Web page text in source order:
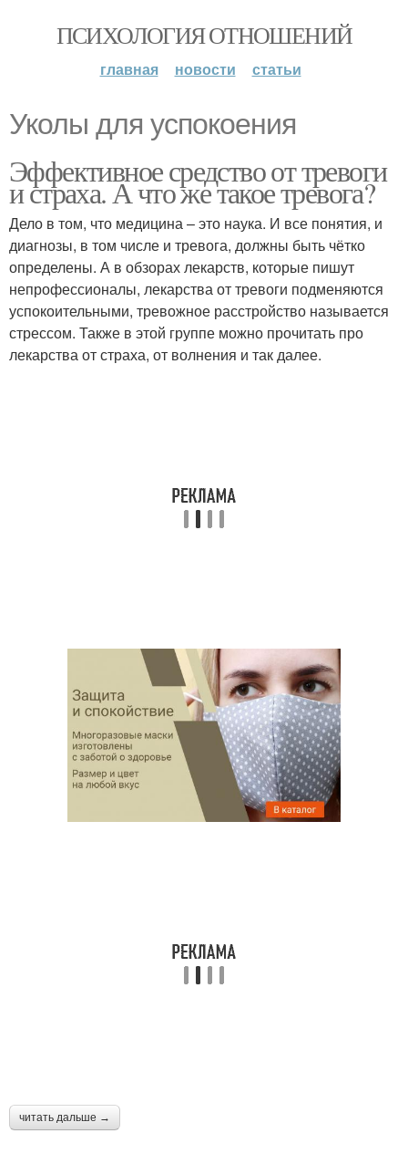
ПСИХОЛОГИЯ ОТНОШЕНИЙ
главная новости статьи
Уколы для успокоения
Эффективное средство от тревоги
и страха. А что же такое тревога?
Дело в том, что медицина – это наука. И все понятия, и
диагнозы, в том числе и тревога, должны быть чётко
определены. А в обзорах лекарств, которые пишут
непрофессионалы, лекарства от тревоги подменяются
успокоительными, тревожное расстройство называется
стрессом. Также в этой группе можно прочитать про
лекарства от страха, от волнения и так далее.
читать дальше →